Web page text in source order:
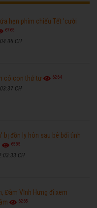
hẹn phim chiếu Tết 'cười
6765
CH
có con thứ tư 6264
CH
bị đồn ly hôn sau bê bối tình
6585
CH
Đàm Vĩnh Hưng đi xem
6265